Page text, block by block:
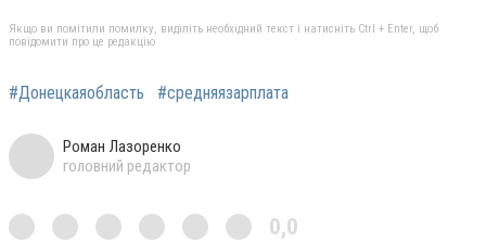
Якщо ви помітили помилку, виділіть необхідний текст і натисніть Ctrl + Enter, щоб
повідомити про це редакцію
#Донецкаяобласть #средняязарплата
Роман Лазоренко
головний редактор
0,0